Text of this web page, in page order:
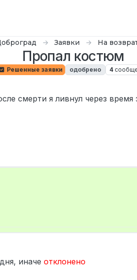
Заявки На
Пропал костюм
Решенные заявки одобрено 4
смерти я ливнул через
иначе отклонено